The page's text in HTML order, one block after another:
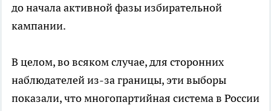
до начала активной фазы избирательной
кампании.
В целом, во всяком случае, для сторонних
наблюдателейиз-заграницы, эти выборы
показали, что многопартийная система в России